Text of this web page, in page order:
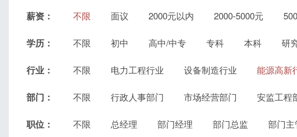
薪资： 不限 面议 2000元以内 2000-5000元
学历： 不限 初中 高中/中专 专科 本科 研
行业： 不限 电力工程行业 设备制造行业 能源高新
部门： 不限 行政人事部门 市场经营部门 安监工程
职位： 不限 总经理 部门经理 部门总监 部门主